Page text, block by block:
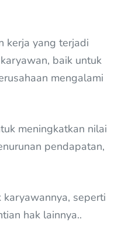
kerja yang terjadi
baik untuk
mengalami
meningkatkan nilai
pendapatan,
seperti
hak lainnya..